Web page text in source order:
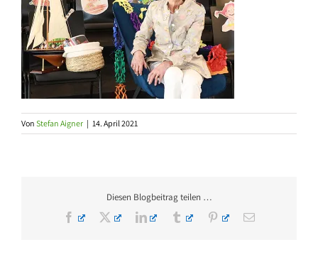
Von Stefan Aigner | 14. April 2021
Diesen Blogbeitrag teilen …
Facebook
X LinkedInTumblr PinterestE-